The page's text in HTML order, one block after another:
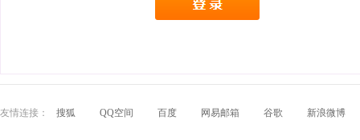
友情连接： 搜狐 QQ空间 百度 网易邮箱 谷歌 新浪微博